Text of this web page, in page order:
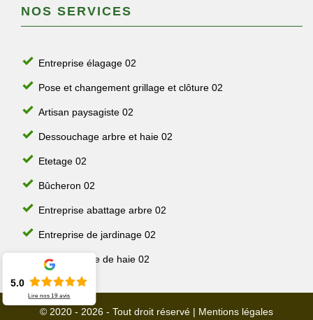
NOS SERVICES
Entreprise élagage 02
Pose et changement grillage et clôture 02
Artisan paysagiste 02
Dessouchage arbre et haie 02
Etetage 02
Bûcheron 02
Entreprise abattage arbre 02
Entreprise de jardinage 02
Jardinier taille de haie 02
© 2020 - 2026 - Tout droit réservé | Mentions légales
5.0
Lire nos19 avis